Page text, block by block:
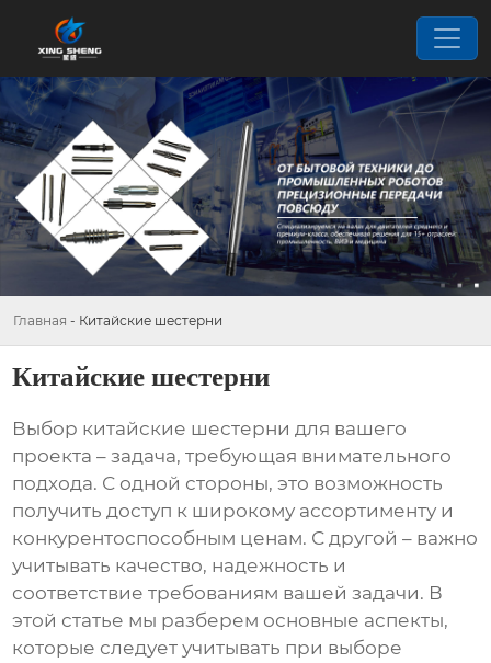
Главная - Китайские шестерни
Китайские шестерни
Выбор китайские шестерни для вашего
проекта – задача, требующая внимательного
подхода. С одной стороны, это возможность
получить доступ к широкому ассортименту и
конкурентоспособным ценам. С другой – важно
учитывать качество, надежность и
соответствие требованиям вашей задачи. В
этой статье мы разберем основные аспекты,
которые следует учитывать при выборе